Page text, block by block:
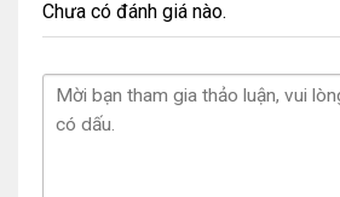
Chưa có đánh giá nào.